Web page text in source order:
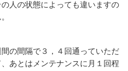
人の状態によっても違いますの
の間隔で３，４回通っていただ
あとはメンテナンスに月１回程